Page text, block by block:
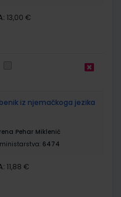
13,00 €
iz njemačkoga jezika
Pehar Miklenić
6474
11,88 €